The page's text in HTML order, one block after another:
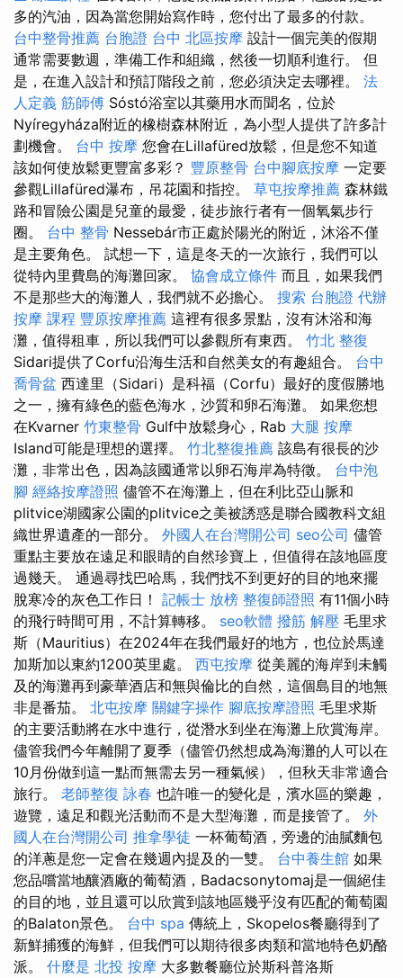
多的汽油，因為當您開始寫作時，您付出了最多的付款。
台中整骨推薦 台胞證 台中 北區按摩 設計一個完美的假期
通常需要數週，準備工作和組織，然後一切順利進行。 但
是，在進入設計和預訂階段之前，您必須決定去哪裡。 法
人定義 筋師傅 Sóstó浴室以其藥用水而聞名，位於
Nyíregyháza附近的橡樹森林附近，為小型人提供了許多計
劃機會。 台中 按摩 您會在Lillafüred放鬆，但是您不知道
該如何使放鬆更豐富多彩？ 豐原整骨 台中腳底按摩 一定要
參觀Lillafüred瀑布，吊花園和指控。 草屯按摩推薦 森林鐵
路和冒險公園是兒童的最愛，徒步旅行者有一個氧氣步行
圈。 台中 整骨 Nessebár市正處於陽光的附近，沐浴不僅
是主要角色。 試想一下，這是冬天的一次旅行，我們可以
從特內里費島的海灘回家。 協會成立條件 而且，如果我們
不是那些大的海灘人，我們就不必擔心。 搜索 台胞證 代辦
按摩 課程 豐原按摩推薦 這裡有很多景點，沒有沐浴和海
灘，值得租車，所以我們可以參觀所有東西。 竹北 整復
Sidari提供了Corfu沿海生活和自然美女的有趣組合。 台中
喬骨盆 西達里（Sidari）是科福（Corfu）最好的度假勝地
之一，擁有綠色的藍色海水，沙質和卵石海灘。 如果您想
在Kvarner 竹東整骨 Gulf中放鬆身心，Rab 大腿 按摩
Island可能是理想的選擇。 竹北整復推薦 該島有很長的沙
灘，非常出色，因為該國通常以卵石海岸為特徵。 台中泡
腳 經絡按摩證照 儘管不在海灘上，但在利比亞山脈和
plitvice湖國家公園的plitvice之美被誘惑是聯合國教科文組
織世界遺產的一部分。 外國人在台灣開公司 seo公司 儘管
重點主要放在遠足和眼睛的自然珍寶上，但值得在該地區度
過幾天。 通過尋找巴哈馬，我們找不到更好的目的地來擺
脫寒冷的灰色工作日！ 記帳士 放榜 整復師證照 有11個小時
的飛行時間可用，不計算轉移。 seo軟體 撥筋 解壓 毛里求
斯（Mauritius）在2024年在我們最好的地方，也位於馬達
加斯加以東約1200英里處。 西屯按摩 從美麗的海岸到未觸
及的海灘再到豪華酒店和無與倫比的自然，這個島目的地無
非是番茄。 北屯按摩 關鍵字操作 腳底按摩證照 毛里求斯
的主要活動將在水中進行，從潛水到坐在海灘上欣賞海岸。
儘管我們今年離開了夏季（儘管仍然想成為海灘的人可以在
10月份做到這一點而無需去另一種氣候），但秋天非常適合
旅行。 老師整復 詠春 也許唯一的變化是，濱水區的樂趣，
遊覽，遠足和觀光活動而不是大型海灘，而是接管了。 外
國人在台灣開公司 推拿學徒 一杯葡萄酒，旁邊的油膩麵包
的洋蔥是您一定會在幾週內提及的一雙。 台中養生館 如果
您品嚐當地釀酒廠的葡萄酒，Badacsonytomaj是一個絕佳
的目的地，並且還可以欣賞到該地區幾乎沒有匹配的葡萄園
的Balaton景色。 台中 spa 傳統上，Skopelos餐廳得到了
新鮮捕獲的海鮮，但我們可以期待很多肉類和當地特色奶酪
派。 什麼是 北投 按摩 大多數餐廳位於斯科普洛斯